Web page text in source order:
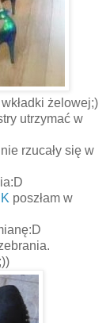
żelowej;)
utrzymać w
rzucały się w
poszłam w